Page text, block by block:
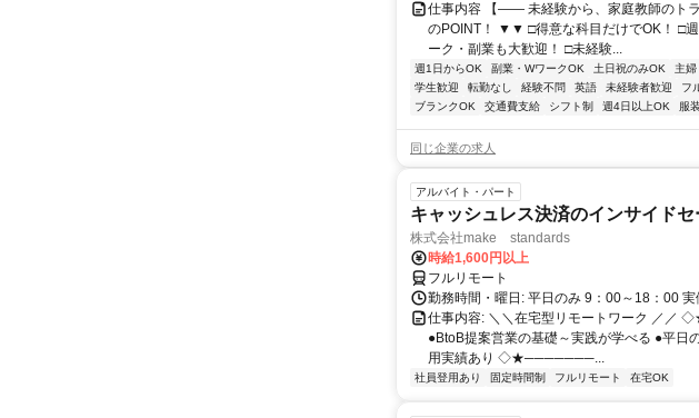
仕事内容 【―― 未経験から、家庭教師の
のPOINT！ ▼▼ □得意な科目だけでOK！ □
ーク・副業も大歓迎！ □未経験...
週1日からOK 副業・WワークOK 土日祝のみOK 主
学生歓迎
転勤なし 経験不問 英語 未経験者歓迎 フ
ブランクOK
交通費支給 シフト制 週4日以上OK 服
同じ企業の求人
アルバイト・パート
キャッシュレス決済のインサイド
株式会社make standards
時給1,600円以上
フルリモート
勤務時間・曜日: 平日のみ 9：00～18：00
仕事内容: ＼＼在宅型リモートワーク
●BtoB提案営業の基礎～実践が学べる ●平
用実績あり ◇★───────...
社員登用あり 固定時間制 フルリモート 在宅OK